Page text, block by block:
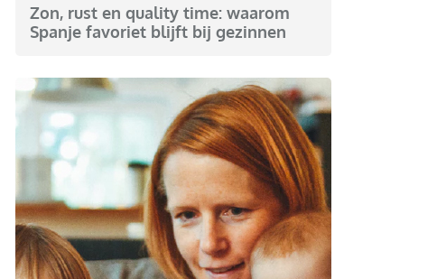
Zon, rust en quality time: waarom
Spanje favoriet blijft bij gezinnen